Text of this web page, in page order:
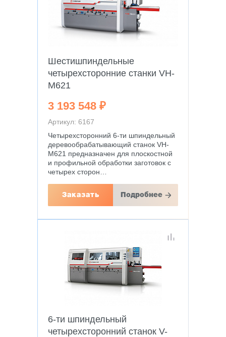
Шестишпиндельные
четырехсторонние станки VH-
M621
3 193 548 ₽
Артикул: 6167
Четырехсторонний 6-ти шпиндельный
деревообрабатывающий станок VH-
M621 предназначен для плоскостной
и профильной обработки заготовок с
четырех сторон…
Заказать Подробнее
6-ти шпиндельный
четырехсторонний станок V-